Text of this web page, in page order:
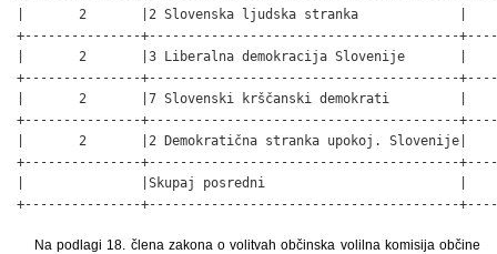
|       2       |2 Slovenska ljudska stranka             |
+---------------+----------------------------------------
|       2       |3 Liberalna demokracija Slovenije       |
+---------------+----------------------------------------
|       2       |7 Slovenski krščanski demokrati         |
+---------------+----------------------------------------
|       2       |2 Demokratična stranka upokoj.
+---------------+----------------------------------------
|               |Skupaj posredni                         |
+---------------+----------------------------------------
Na podlagi 18. člena zakona o volitvah občinska volilna komisija občine